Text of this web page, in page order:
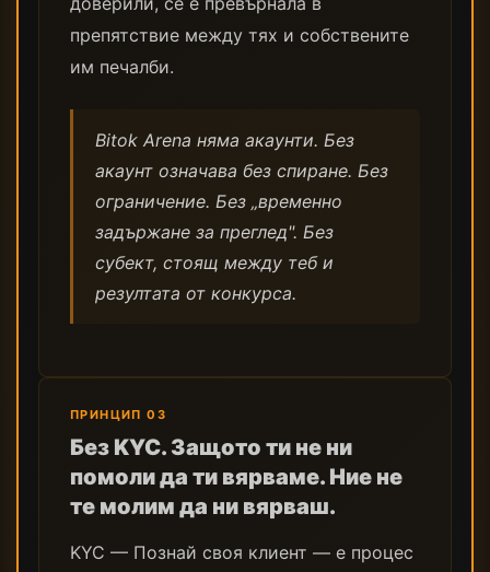
препятствие между тях и собствените
им печалби.
Bitok Arena няма акаунти. Без
акаунт означава без спиране. Без
ограничение. Без „временно
задържане за преглед". Без
субект, стоящ между теб и
резултата от конкурса.
ПРИНЦИП 03
Без KYC. Защото ти не ни
помоли да ти вярваме. Ние не
те молим да ни вярваш.
KYC — Познай своя клиент — е процес